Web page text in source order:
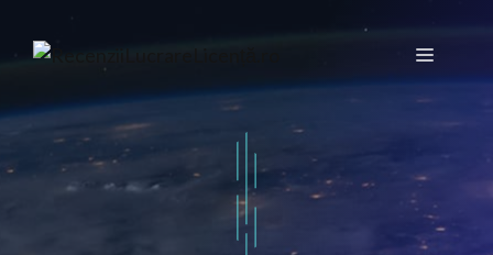
Meniu